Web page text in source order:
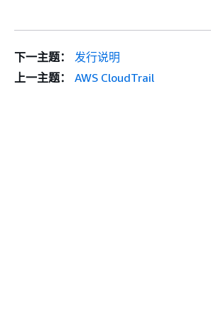
下一主题：
发行说明
上一主题：
AWS CloudTrail